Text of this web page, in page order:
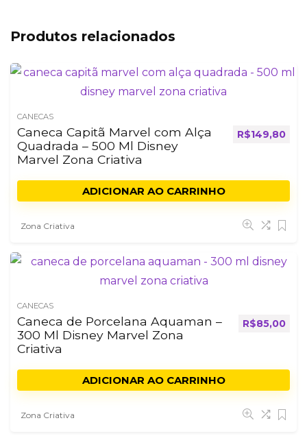
Produtos relacionados
CANECAS
Caneca Capitã Marvel com Alça
Quadrada – 500 Ml Disney
Marvel Zona Criativa
R$149,80
ADICIONAR AO CARRINHO
Zona Criativa
CANECAS
Caneca de Porcelana Aquaman –
300 Ml Disney Marvel Zona
Criativa
R$85,00
ADICIONAR AO CARRINHO
Zona Criativa